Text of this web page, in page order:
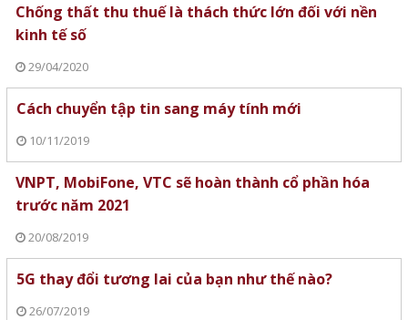
Chống thất thu thuế là thách thức lớn đối với nền
kinh tế số
29/04/2020
Cách chuyển tập tin sang máy tính mới
10/11/2019
VNPT, MobiFone, VTC sẽ hoàn thành cổ phần hóa
trước năm 2021
20/08/2019
5G thay đổi tương lai của bạn như thế nào?
26/07/2019